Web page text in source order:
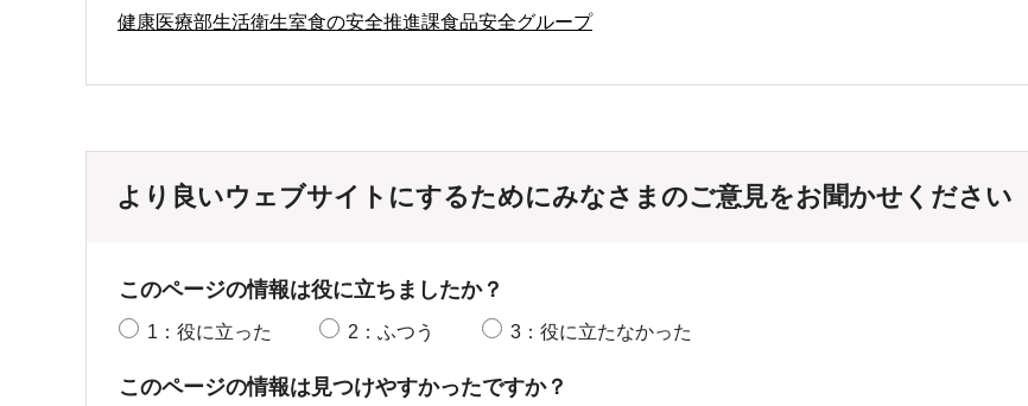
健康医療部生活衛生室食の安全推進課食品安全グループ
より良いウェブサイトにするためにみなさまのご意見をお聞かせください
このページの情報は役に立ちましたか？
1：役に立った 2：ふつう 3：役に立たなかった
このページの情報は見つけやすかったですか？